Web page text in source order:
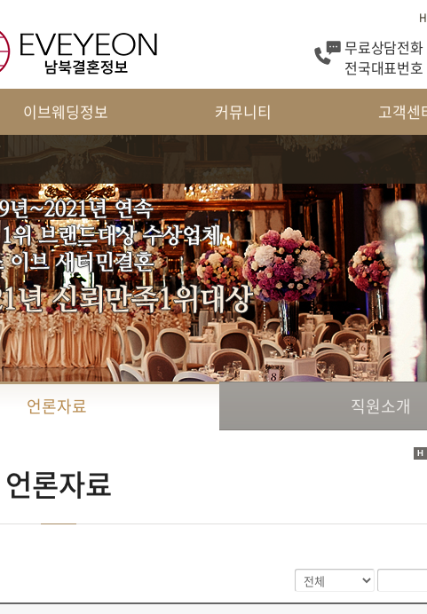
무료상담전화
전국대표번호
이브웨딩정보 커뮤니티 고객센
언론자료 직원소개
언론자료